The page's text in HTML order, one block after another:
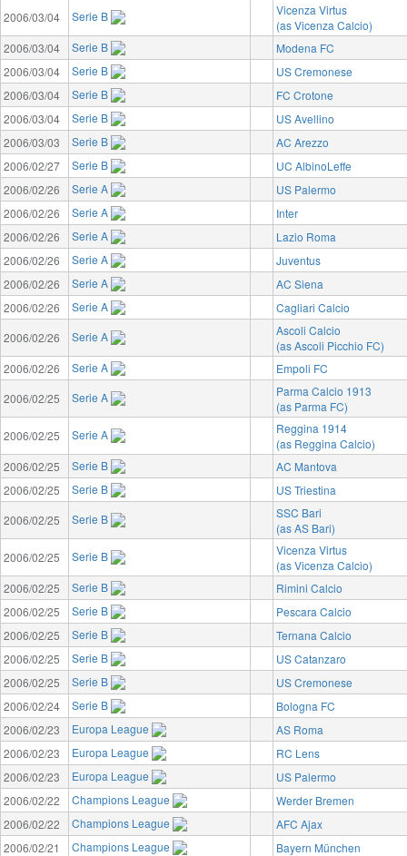
2006/03/04
Serie B
Vicenza Virtus
(as Vicenza Calcio)
2006/03/04
Serie B
Modena FC
2006/03/04
Serie B
US Cremonese
2006/03/04
Serie B
FC Crotone
2006/03/04
Serie B
US Avellino
2006/03/03
Serie B
AC Arezzo
2006/02/27
Serie B
UC AlbinoLeffe
2006/02/26
Serie A
US Palermo
2006/02/26
Serie A
Inter
2006/02/26
Serie A
Lazio Roma
2006/02/26
Serie A
Juventus
2006/02/26
Serie A
AC Siena
2006/02/26
Serie A
Cagliari Calcio
2006/02/26
Serie A
Ascoli Calcio
(as Ascoli Picchio FC)
2006/02/26
Serie A
Empoli FC
2006/02/25
Serie A
Parma Calcio 1913
(as Parma FC)
2006/02/25
Serie A
Reggina 1914
(as Reggina Calcio)
2006/02/25
Serie B
AC Mantova
2006/02/25
Serie B
US Triestina
2006/02/25
Serie B
SSC Bari
(as AS Bari)
2006/02/25
Serie B
Vicenza Virtus
(as Vicenza Calcio)
2006/02/25
Serie B
Rimini Calcio
2006/02/25
Serie B
Pescara Calcio
2006/02/25
Serie B
Ternana Calcio
2006/02/25
Serie B
US Catanzaro
2006/02/25
Serie B
US Cremonese
2006/02/24
Serie B
Bologna FC
2006/02/23
Europa League
AS Roma
2006/02/23
Europa League
RC Lens
2006/02/23
Europa League
US Palermo
2006/02/22
Champions League
Werder Bremen
2006/02/22
Champions League
AFC Ajax
2006/02/21
Champions League
Bayern München